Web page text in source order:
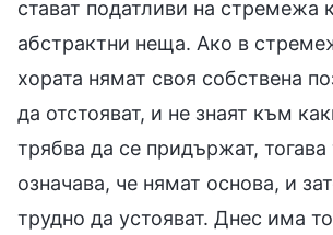
стават податливи на стремежа
абстрактни неща. Ако в
хората нямат своя собствена
да отстояват, и не знаят към
трябва да се придържат, тогава
означава, че нямат основа, и
трудно да устояват. Днес има